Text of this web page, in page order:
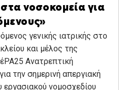
νοσοκομεία για
γενικής ιατρικής στο
και μέλος της
Ανατρεπτική
την σημερινή απεργιακή
νομοσχεδίου